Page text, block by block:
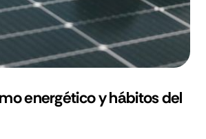
energético y hábitos del